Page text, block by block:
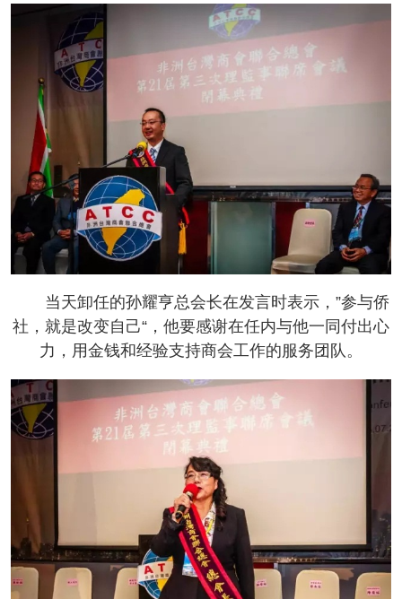
当天卸任的孙耀亨总会长在发言时表示，”参与侨
社，就是改变自己“，他要感谢在任内与他一同付出心
力，用金钱和经验支持商会工作的服务团队。